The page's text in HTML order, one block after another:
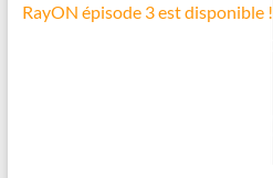
RayON épisode 3 est disponible !